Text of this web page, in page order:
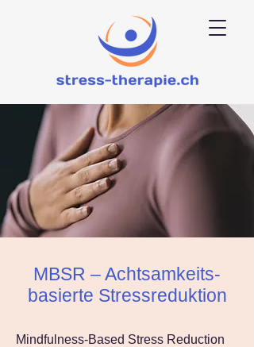
MBSR – Achtsamkeits-
basierte Stressreduktion
Mindfulness-Based Stress Reduction